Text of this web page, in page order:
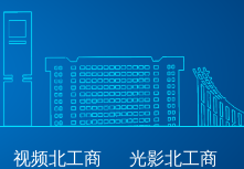
视频北工商 光影北工商